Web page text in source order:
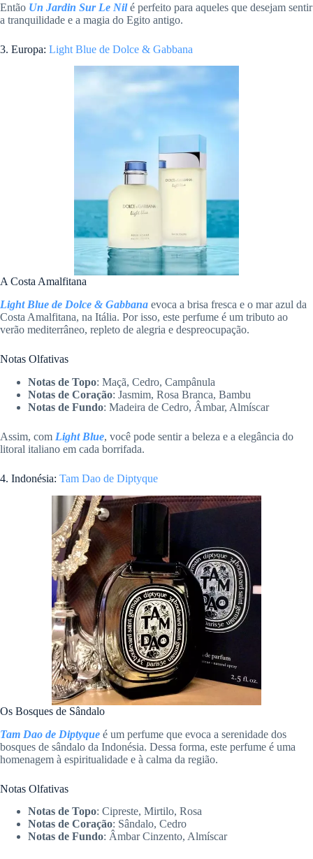
Então Un Jardin Sur Le Nilé perfeito para aqueles que desejam sentir
a tranquilidade e a magia do Egito antigo.
3. Europa: Light Blue de Dolce & Gabbana
A Costa Amalfitana
Light Blue de Dolce & Gabbana evoca a brisa fresca e o mar azul da
Costa Amalfitana, na Itália. Por isso, este perfume é um tributo ao
verão mediterrâneo, repleto de alegria e despreocupação.
Notas Olfativas
Notas de Topo: Maçã, Cedro, Campânula
Notas de Coração: Jasmim, Rosa Branca, Bambu
Notas de Fundo: Madeira de Cedro, Âmbar, Almíscar
Assim, com Light Blue, você pode sentir a beleza e a elegância do
litoral italiano em cada borrifada.
4. Indonésia: Tam Dao de Diptyque
Os Bosques de Sândalo
Tam Dao de Diptyque é um perfume que evoca a serenidade dos
bosques de sândalo da Indonésia. Dessa forma, este perfume é uma
homenagem à espiritualidade e à calma da região.
Notas Olfativas
Notas de Topo: Cipreste, Mirtilo, Rosa
Notas de Coração: Sândalo, Cedro
Notas de Fundo: Âmbar Cinzento, Almíscar